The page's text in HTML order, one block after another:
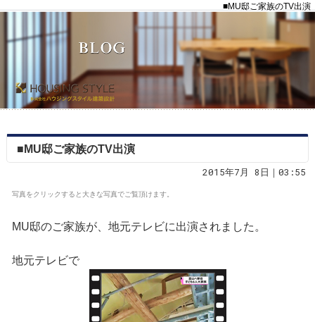
■MU邸ご家族のTV出演
■MU邸ご家族のTV出演
2015年7月 8日｜03:55
写真をクリックすると大きな写真でご覧頂けます。
MU邸のご家族が、地元テレビに出演されました。
地元テレビで